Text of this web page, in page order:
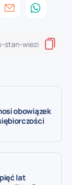
obowiązek
lat